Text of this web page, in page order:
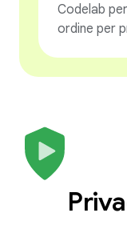
Codelab
ordine per